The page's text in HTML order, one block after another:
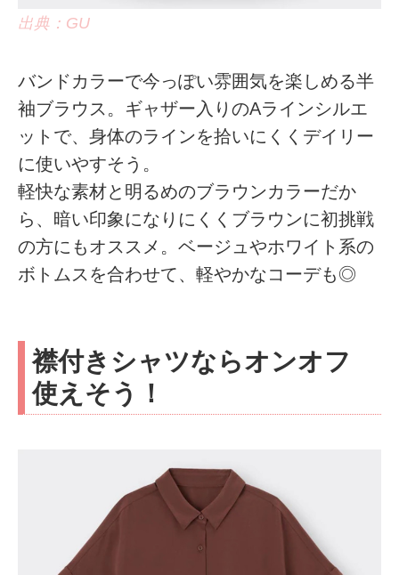
出典：GU
バンドカラーで今っぽい雰囲気を楽しめる半
袖ブラウス。ギャザー入りのAラインシルエ
ットで、身体のラインを拾いにくくデイリー
に使いやすそう。
軽快な素材と明るめのブラウンカラーだか
ら、暗い印象になりにくくブラウンに初挑戦
の方にもオススメ。ベージュやホワイト系の
ボトムスを合わせて、軽やかなコーデも◎
襟付きシャツならオンオフ
使えそう！